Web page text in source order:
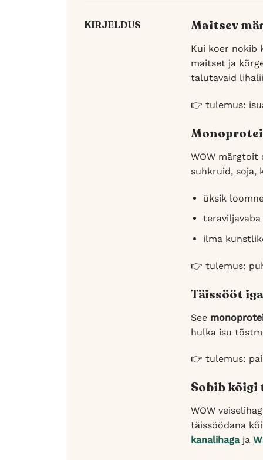
KIRJELDUS Maitsev
Kui koer nokib
maitset ja
talutavaid
👉 tulemus:
WOW märgtoit
suhkruid, soja,
üksik
teraviljavaba
ilma
👉 tulemus:
Täissööt
See
hulka isu
👉 tulemus:
Sobib kõigi
WOW
täissöödana
kanalihagaja